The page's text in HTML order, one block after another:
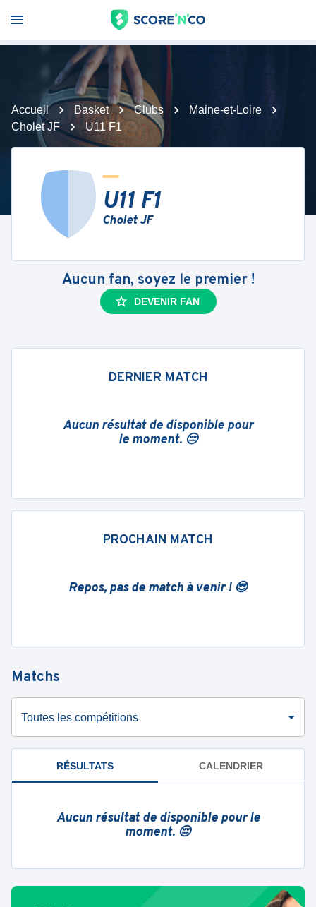
Accueil Basket Clubs
Maine-et-Loire
Cholet JF
U11 F1
U11 F1
Cholet JF
Aucun fan, soyez le premier !
DEVENIR FAN
DERNIER MATCH
Aucun résultat de disponible pour
le moment. 😔
PROCHAIN MATCH
Repos, pas de match à venir ! 😎
Matchs
Toutes les compétitions
RÉSULTATS CALENDRIER
Aucun résultat de disponible pour le
moment. 😔